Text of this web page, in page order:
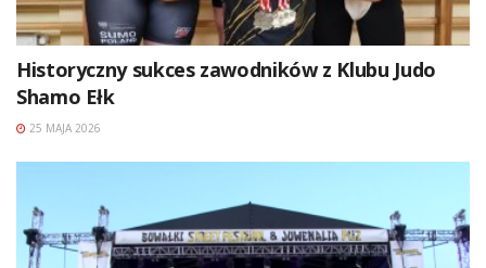
Historyczny sukces zawodników z Klubu Judo
Shamo Ełk
25 MAJA 2026